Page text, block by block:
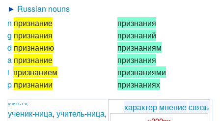
► Russian nouns
n признание
g признания
d признанию
a признание
i признанием
p признании
признания
признаний
признаниям
признания
признаниями
признаниях
характер мнениесвязь
учить-ся,
ученик-ница, учитель-ница,